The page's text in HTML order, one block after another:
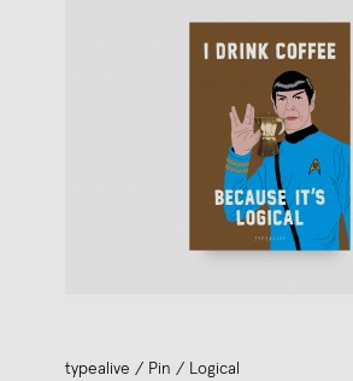
typealive / Pin / Logical